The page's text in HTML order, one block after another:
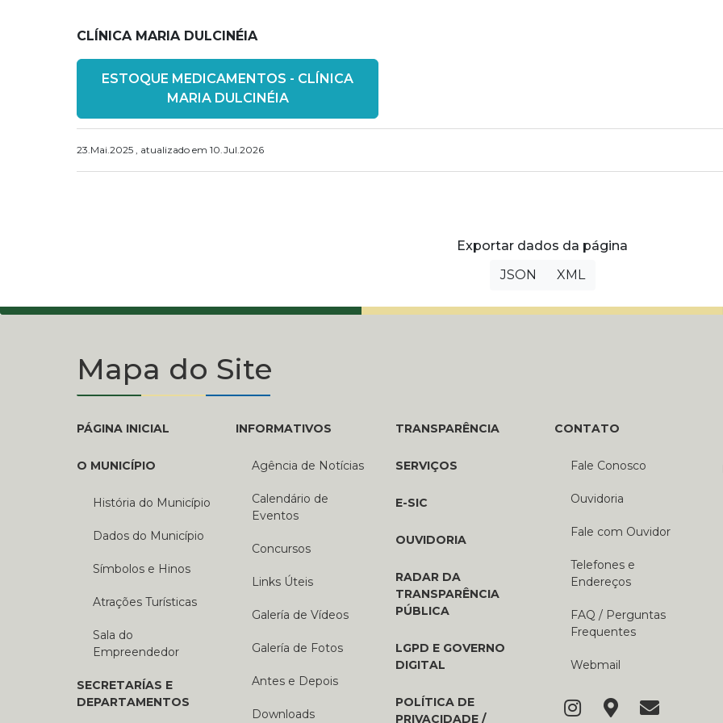
CLÍNICA MARIA DULCINÉIA
ESTOQUE MEDICAMENTOS - CLÍNICA
MARIA DULCINÉIA
23.Mai.2025 , atualizado em 10.Jul.2026
Exportar dados da página
JSON
XML
Mapa do Site
PÁGINA INICIAL
O MUNICÍPIO
História do Município
Dados do Município
Símbolos e Hinos
Atrações Turísticas
Sala do
Empreendedor
SECRETARÍAS E
DEPARTAMENTOS
INFORMATIVOS
Agência de Notícias
Calendário de
Eventos
Concursos
Links Úteis
Galería de Vídeos
Galería de Fotos
Antes e Depois
Downloads
TRANSPARÊNCIA
SERVIÇOS
E-SIC
OUVIDORIA
RADAR DA
TRANSPARÊNCIA
PÚBLICA
LGPD E GOVERNO
DIGITAL
POLÍTICA DE
PRIVACIDADE /
CONTATO
Fale Conosco
Ouvidoria
Fale com Ouvidor
Telefones e
Endereços
FAQ / Perguntas
Frequentes
Webmail